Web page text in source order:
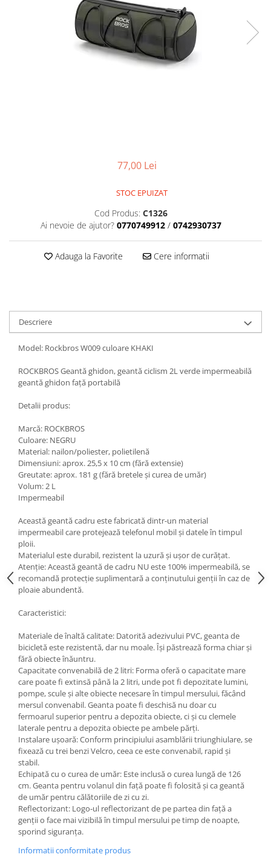
Schimbatoare viteze
77,00 Lei
STOC EPUIZAT
Cod Produs: C1326
Ai nevoie de ajutor? 0770749912 / 0742930737
Adauga la Favorite Cere informatii
Descriere
Model: Rockbros W009 culoare KHAKI
ROCKBROS Geantă ghidon, geantă ciclism 2L verde impermeabilă
geantă ghidon față portabilă
Detalii produs:
Marcă: ROCKBROS
Culoare: NEGRU
Material: nailon/poliester, polietilenă
Dimensiuni: aprox. 25,5 x 10 cm (fără extensie)
Greutate: aprox. 181 g (fără bretele și curea de umăr)
Volum: 2 L
Impermeabil
Această geantă cadru este fabricată dintr-un material
impermeabil care protejează telefonul mobil și datele în timpul
ploii.
Materialul este durabil, rezistent la uzură și ușor de curățat.
Atenție: Această geantă de cadru NU este 100% impermeabilă, se
recomandă protecție suplimentară a conținutului genții în caz de
ploaie abundentă.
Caracteristici:
Materiale de înaltă calitate: Datorită adezivului PVC, geanta de
bicicletă este rezistentă, dar nu moale. Își păstrează forma chiar și
fără obiecte înăuntru.
Capacitate convenabilă de 2 litri: Forma oferă o capacitate mare
care poate fi extinsă până la 2 litri, unde pot fi depozitate lumini,
pompe, scule și alte obiecte necesare în timpul mersului, făcând
mersul convenabil. Geanta poate fi deschisă nu doar cu
fermoarul superior pentru a depozita obiecte, ci și cu clemele
laterale pentru a depozita obiecte pe ambele părți.
Instalare ușoară: Conform principiului asamblării triunghiulare, se
fixează cu trei benzi Velcro, ceea ce este convenabil, rapid și
stabil.
Echipată cu o curea de umăr: Este inclusă o curea lungă de 126
cm. Geanta pentru volanul din față poate fi folosită și ca geantă
de umăr pentru călătoriile de zi cu zi.
Reflectorizant: Logo-ul reflectorizant de pe partea din față a
genții o face mai vizibilă în timpul mersului pe timp de noapte,
sporind siguranța.
Informatii conformitate produs